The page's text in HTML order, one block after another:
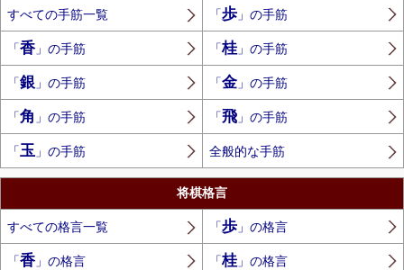
すべての手筋一覧 「歩」の手筋
「香」の手筋 「桂」の手筋
「銀 」の手筋 「金」の手筋
「角 」の手筋 「飛」の手筋
「玉 」の手筋 全般的な手筋
将棋格言
すべての格言一覧 「歩」の格言
「香」の格言 「桂」の格言